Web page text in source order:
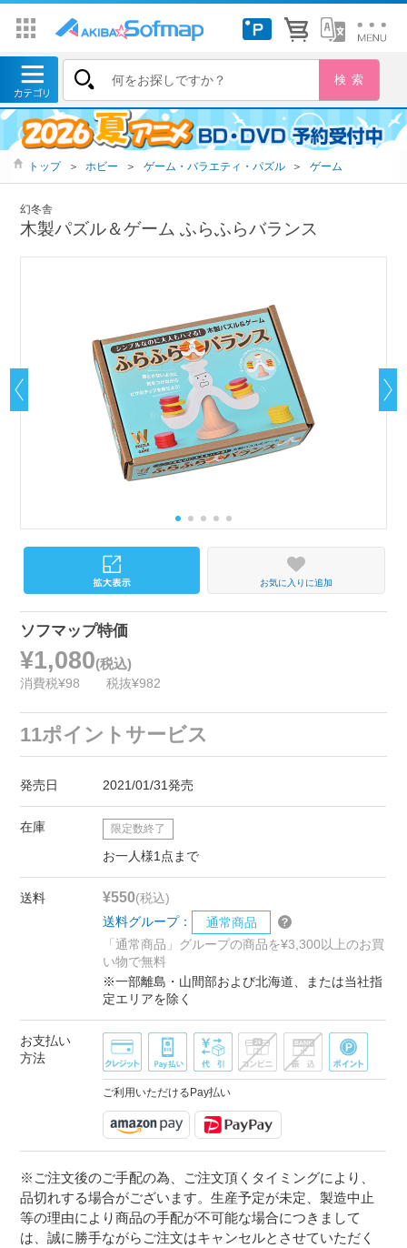
トップ ＞ ホビー ＞ ゲーム・バラエティ・パズル ＞ ゲーム
幻冬舎
木製パズル＆ゲーム ふらふらバランス
お気に入りに追加
ソフマップ特価
¥1,080(税込)
消費税¥98 税抜¥982
11ポイントサービス
発売日 2021/01/31発売
在庫 限定数終了
お一人様1点まで
送料 ¥550(税込)
送料グループ：
通常商品
「通常商品」グループの商品を¥3,300以上のお買
い物で無料
※一部離島・山間部および北海道、または当社指
定エリアを除く
お支払い
方法
ご利用いただけるPay払い
※ご注文後のご手配の為、ご注文頂くタイミングにより、
品切れする場合がございます。生産予定が未定、製造中止
等の理由により商品の手配が不可能な場合につきまして
は、誠に勝手ながらご注文はキャンセルとさせていただく